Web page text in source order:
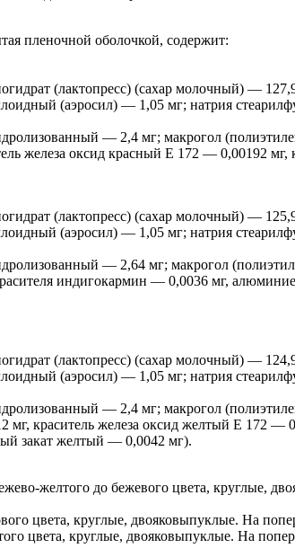
пленочной оболочкой, содержит:
(лактопресс) (сахар молочный) —
(аэросил) — 1,05 мг; натрия
— 2,4 мг; макрогол
железа оксид красный Е 172 — 0,00192
(лактопресс) (сахар молочный) —
(аэросил) — 1,05 мг; натрия
— 2,64 мг; макрогол
индигокармин — 0,0036 мг,
(лактопресс) (сахар молочный) —
(аэросил) — 1,05 мг; натрия
— 2,4 мг; макрогол
мг, краситель железа оксид желтый Е 172
закат желтый — 0,0042 мг).
желтого до бежевого цвета, круглые,
цвета, круглые, двояковыпуклые. На
цвета, круглые, двояковыпуклые. На